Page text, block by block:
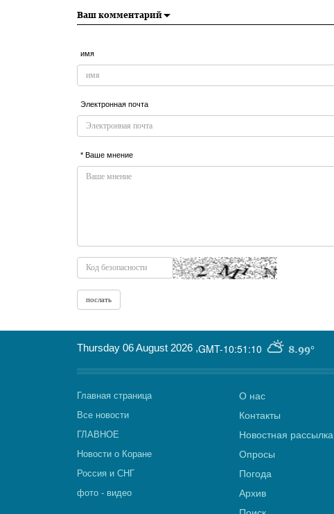
Ваш комментарий
имя
Электронная почта
* Ваше мнение
GMT-10:51:10 8.99°
Thursday 06 August 2026 ,
Главная страница
Все новости
ГЛАВНОЕ
Новости о Коране
Россия и СНГ
фото - видео
О нас
Контакты
Новостная рассылка
Опросы
Погода
Архив